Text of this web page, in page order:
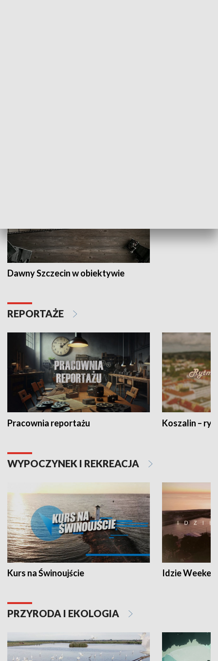
Dawny Szczecin w obiektywie
REPORTAŻE
Pracownia reportażu Koszalin –
WYPOCZYNEK I REKREACJA
Kurs na Świnoujście Idzie
PRZYRODA I EKOLOGIA